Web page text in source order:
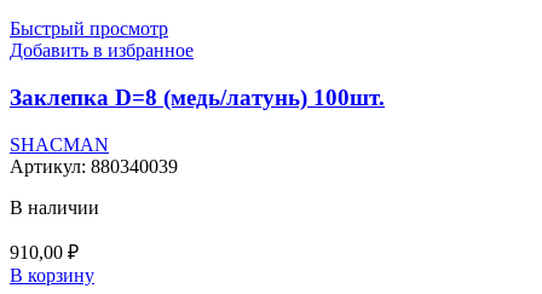
Быстрый просмотр
Добавить в избранное
Заклепка D=8 (медь/латунь) 100шт.
SHACMAN
Артикул: 880340039
В наличии
910,00 ₽
В корзину